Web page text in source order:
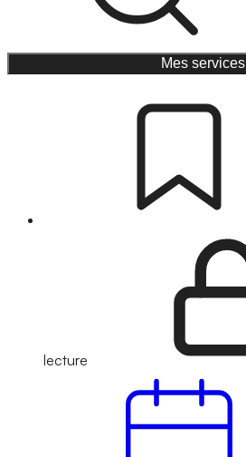
Mes services
lecture